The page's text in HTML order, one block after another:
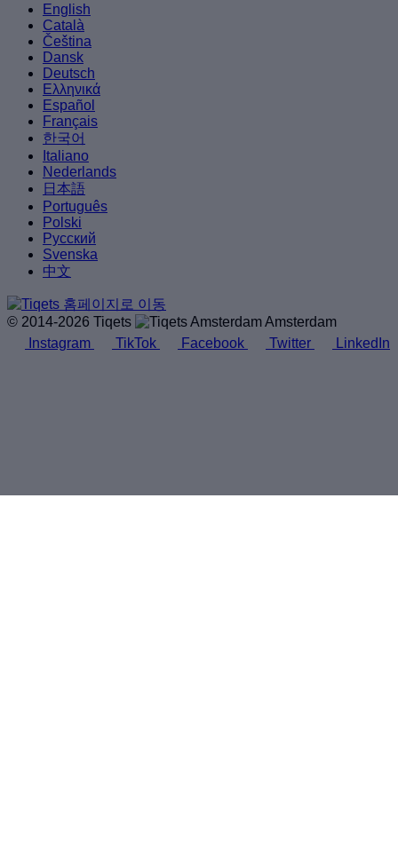
English
Català
Čeština
Dansk
Deutsch
Ελληνικά
Español
Français
한국어
Italiano
Nederlands
日本語
Português
Polski
Русский
Svenska
中文
© 2014-2026 Tiqets
Amsterdam
Instagram
TikTok Facebook Twitter LinkedIn